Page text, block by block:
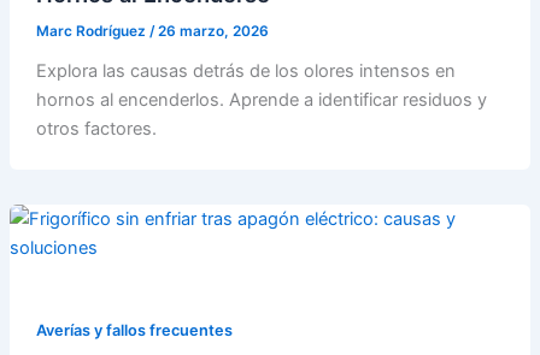
Marc Rodríguez /26 marzo, 2026
Explora las causas detrás de los olores intensos en
hornos al encenderlos. Aprende a identificar residuos y
otros factores.
Averías y fallos frecuentes